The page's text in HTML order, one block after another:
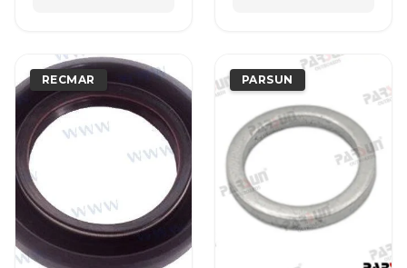
RECMAR PARSUN